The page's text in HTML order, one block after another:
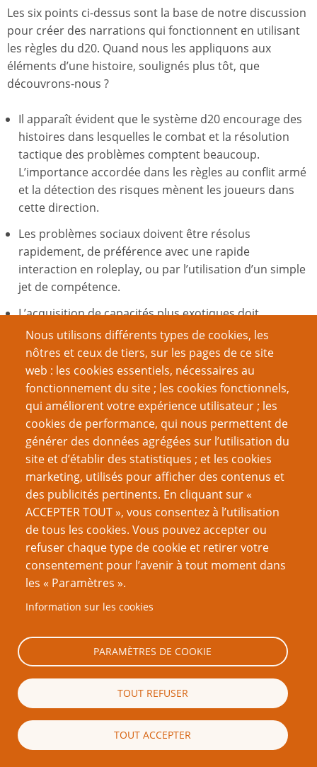
Les six points ci-dessus sont la base de notre discussion
pour créer des narrations qui fonctionnent en utilisant
les règles du d20. Quand nous les appliquons aux
éléments d’une histoire, soulignés plus tôt, que
découvrons-nous ?
Il apparaît évident que le système d20 encourage des
histoires dans lesquelles le combat et la résolution
tactique des problèmes comptent beaucoup.
L’importance accordée dans les règles au conflit armé
et la détection des risques mènent les joueurs dans
cette direction.
Les problèmes sociaux doivent être résolus
rapidement, de préférence avec une rapide
interaction en roleplay, ou par l’utilisation d’un simple
jet de compétence.
L’acquisition de capacités plus exotiques doit
coïncider avec le développement de capacités
similaires chez les ennemis.
En général, les personnages ne sont pas obligés de
sacrifier quoi que ce soit pour réussir. En fait l’opposé
semble vrai : au fur et à mesure qu’ils réussissent, ils
gagnent de plus en plus de puissance. Il peut y avoir
des sacrifices temporaires en termes de
caractéristiques lorsqu’ils font face à certaines
créatures (i.e. drain de caractéristique, drain
d’énergie), mais ces effets peuvent être soignés assez
facilement. Comme il y a peu de règles pour ce genre
de choses, les sacrifices sociaux ou personnels
entrent rarement dans l’équation.
L’univers de jeu est très générique. Cela crée une
temps à créer leur propre monde, dans les
tour énormément s’adapter aux personnages sans
violer aucune des “Lois du monde”. Au contraire de
jeux de rôles dotés d’un historique important, comme
Légendes des Cinq Anneauxou même
, où les
mondes possèdent un arc narratif établi.
L’idée que la progression des personnages se produit
Nous utilisons différents types de cookies, les
nôtres et ceux de tiers, sur les pages de ce site
web : les cookies essentiels, nécessaires au
fonctionnement du site ; les cookies fonctionnels,
qui améliorent votre expérience utilisateur ; les
cookies de performance, qui nous permettent de
générer des données agrégées sur l’utilisation du
site et d’établir des statistiques ; et les cookies
marketing, utilisés pour afficher des contenus et
des publicités pertinents. En cliquant sur «
ACCEPTER TOUT », vous consentez à l’utilisation
de tous les cookies. Vous pouvez accepter ou
refuser chaque type de cookie et retirer votre
consentement pour l’avenir à tout moment dans
les « Paramètres ».
Information sur les cookies
PARAMÈTRES DE COOKIE
TOUT REFUSER
TOUT ACCEPTER